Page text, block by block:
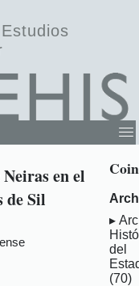
en el
de Sil
del
(70)